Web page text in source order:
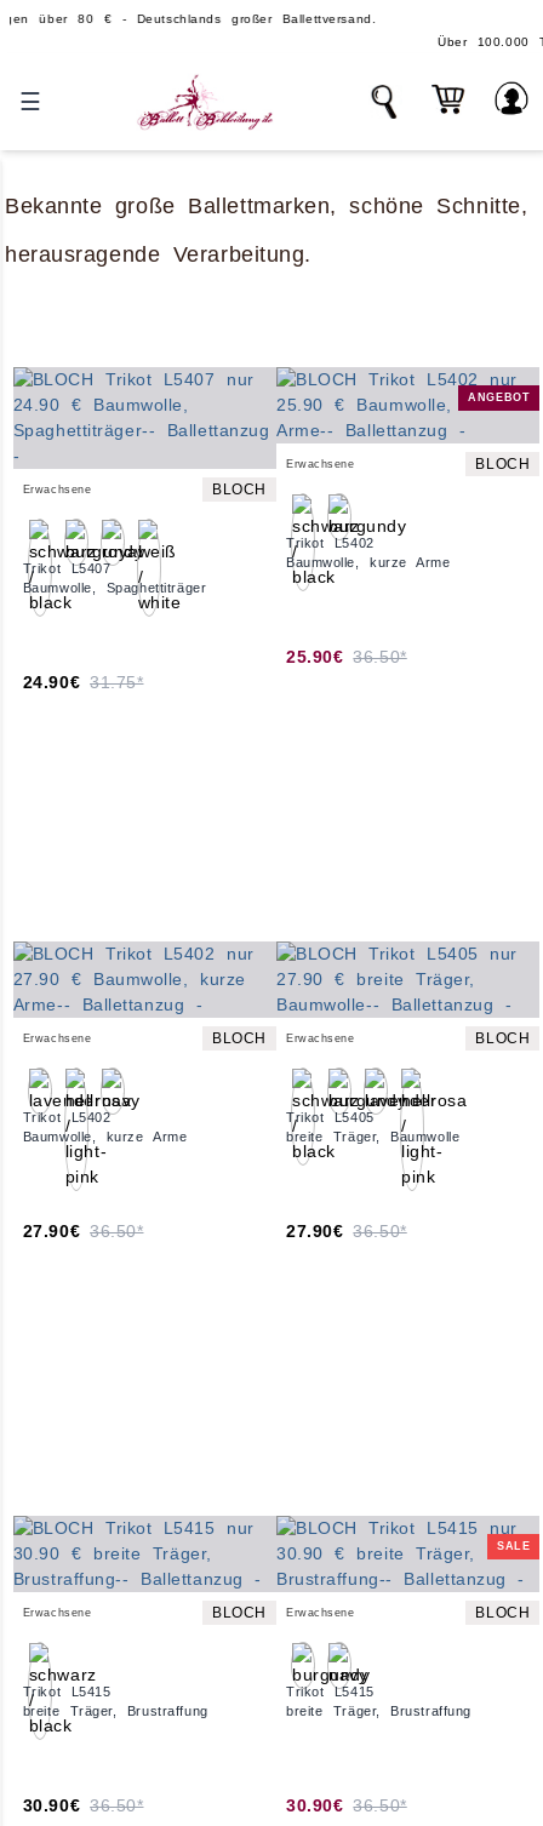
€ - Deutschlands großer Ballettversand.
Über 100.000 Teile auf Lager -
☰
Bekannte große Ballettmarken, schöne Schnitte,
herausragende Verarbeitung.
Erwachsene BLOCH
Trikot L5407
Baumwolle, Spaghettiträger
24.90€ 31.75*
ANGEBOT
Erwachsene BLOCH
Trikot L5402
Baumwolle, kurze Arme
25.90€ 36.50*
Erwachsene BLOCH
Trikot L5402
Baumwolle, kurze Arme
27.90€ 36.50*
Erwachsene BLOCH
Trikot L5405
breite Träger, Baumwolle
27.90€ 36.50*
Erwachsene BLOCH
Trikot L5415
breite Träger, Brustraffung
30.90€ 36.50*
SALE
Erwachsene BLOCH
Trikot L5415
breite Träger, Brustraffung
30.90€ 36.50*